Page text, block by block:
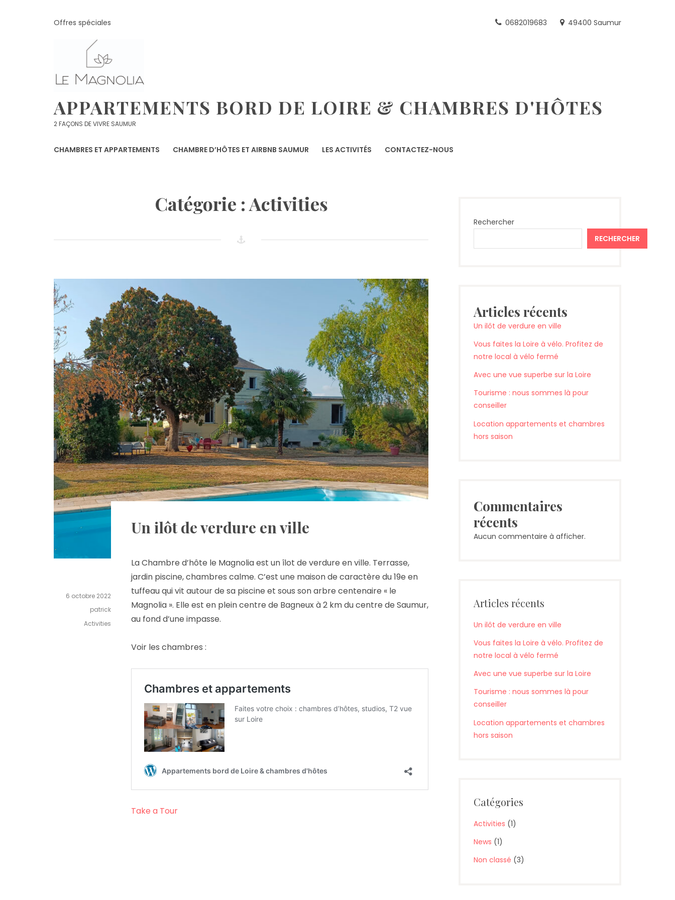
Offres spéciales 0682019683 49400 Saumur
APPARTEMENTS BORD DE LOIRE & CHAMBRES D'HÔTES
2 FAÇONS DE VIVRE SAUMUR
CHAMBRES ET APPARTEMENTS CHAMBRE D’HÔTES ET AIRBNB SAUMUR LES ACTIVITÉS CONTACTEZ-NOUS
Catégorie :Activities
Un ilôt de verdure en ville
La Chambre d’hôte le Magnolia est un îlot de verdure en ville. Terrasse,
jardin piscine, chambres calme. C’est une maison de caractère du 19e en
tuffeau qui vit autour de sa piscine et sous son arbre centenaire « le
Magnolia ». Elle est en plein centre de Bagneux à 2 km du centre de Saumur,
au fond d’une impasse.
Voir les chambres :
Take a Tour
6 octobre 2022
patrick
Activities
Rechercher
RECHERCHER
Articles récents
Un ilôt de verdure en ville
Vous faites la Loire à vélo. Profitez de
notre local à vélo fermé
Avec une vue superbe sur la Loire
Tourisme : nous sommes là pour
conseiller
Location appartements et chambres
hors saison
Commentaires
récents
Aucun commentaire à afficher.
Articles récents
Un ilôt de verdure en ville
Vous faites la Loire à vélo. Profitez de
notre local à vélo fermé
Avec une vue superbe sur la Loire
Tourisme : nous sommes là pour
conseiller
Location appartements et chambres
hors saison
Catégories
Activities (1)
News (1)
Non classé (3)